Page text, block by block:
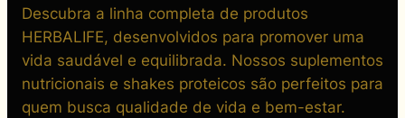
Descubra a linha completa de produtos
HERBALIFE, desenvolvidos para promover uma
vida saudável e equilibrada. Nossos suplementos
nutricionais e shakes proteicos são perfeitos para
quem busca qualidade de vida e bem-estar.